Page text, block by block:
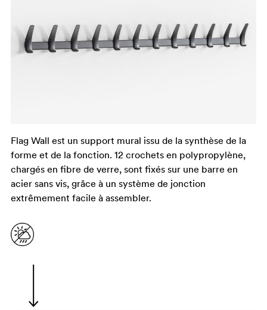
Flag Wall est un support mural issu de la synthèse de la
forme et de la fonction. 12 crochets en polypropylène,
chargés en fibre de verre, sont fixés sur une barre en
acier sans vis, grâce à un système de jonction
extrêmement facile à assembler.